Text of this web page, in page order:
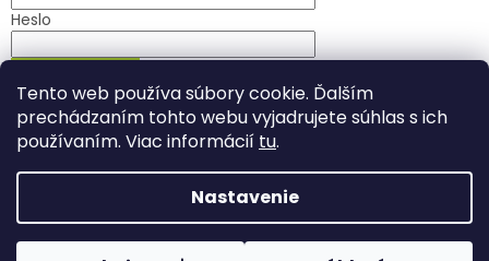
Tento web používa súbory cookie. Ďalším
prechádzaním tohto webu vyjadrujete súhlas s ich
používaním. Viac informácií tu.
Nastavenie
Heslo
Nová registrácia Zabudnuté heslo
Vytvoril Shoptet